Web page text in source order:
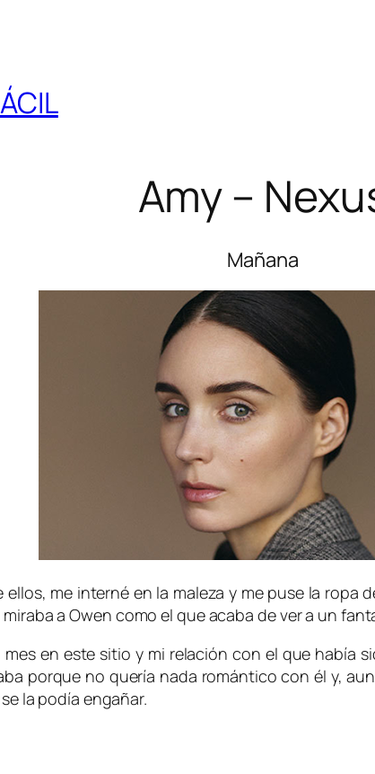
Amy –
Mañana
me interné en la maleza y me puse la ropa
a Owen como el que acaba de ver a un
en este sitio y mi relación con el que había
porque no quería nada romántico con él y,
la podía engañar.